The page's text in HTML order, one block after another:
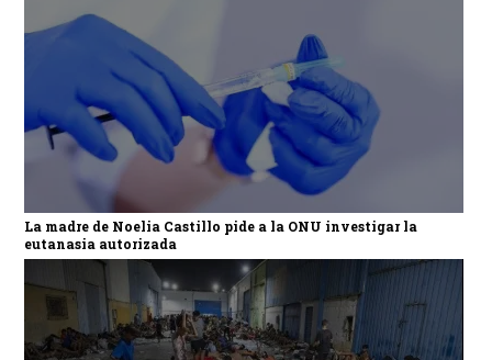
La madre de Noelia Castillo pide a la ONU investigar la
eutanasia autorizada